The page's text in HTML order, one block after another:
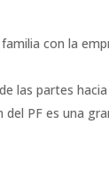
con la
las partes
PF es una